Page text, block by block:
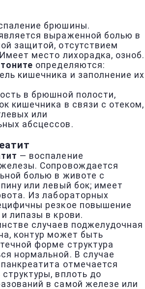
брюшины.
выраженной болью в
защитой, отсутствием
место лихорадка, озноб.
определяются:
кишечника и заполнение их
в брюшной полости,
кишечника в связи с отеком,
или
абсцессов.
— воспаление
Сопровождается
болью в животе с
или левый бок; имеет
Из лабораторных
резкое повышение
липазы в крови.
случаев поджелудочная
контур может быть
форме структура
нормальной. В случае
отмечается
вплоть до
в самой железе или